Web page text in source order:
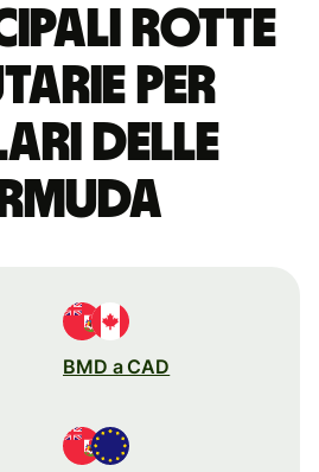
rotte
per
delle
BMD a CAD